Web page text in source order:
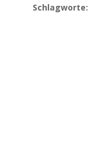
Schlagworte: